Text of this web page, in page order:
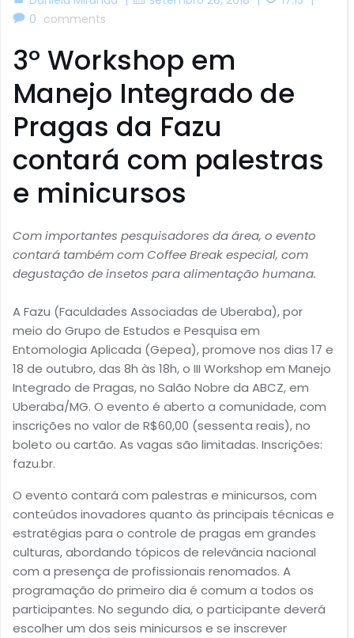
0 comments
3º Workshop em
Manejo Integrado de
Pragas da Fazu
contará com palestras
e minicursos
Com importantes pesquisadores da área, o evento
contará também com Coffee Break especial, com
degustação de insetos para alimentação humana.
A Fazu (Faculdades Associadas de Uberaba), por
meio do Grupo de Estudos e Pesquisa em
Entomologia Aplicada (Gepea), promove nos dias 17 e
18 de outubro, das 8h às 18h, o III Workshop em Manejo
Integrado de Pragas, no Salão Nobre da ABCZ, em
Uberaba/MG. O evento é aberto a comunidade, com
inscrições no valor de R$60,00 (sessenta reais), no
boleto ou cartão. As vagas são limitadas. Inscrições:
fazu.br.
O evento contará com palestras e minicursos, com
conteúdos inovadores quanto às principais técnicas e
estratégias para o controle de pragas em grandes
culturas, abordando tópicos de relevância nacional
com a presença de profissionais renomados. A
programação do primeiro dia é comum a todos os
participantes. No segundo dia, o participante deverá
escolher um dos seis minicursos e se inscrever